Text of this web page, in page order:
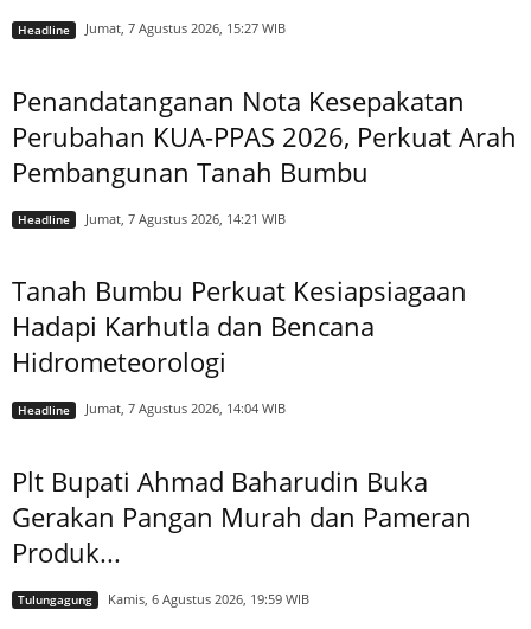
Headline Jumat, 7 Agustus 2026, 15:27 WIB
Penandatanganan Nota Kesepakatan
Perubahan KUA-PPAS 2026, Perkuat Arah
Pembangunan Tanah Bumbu
Headline Jumat, 7 Agustus 2026, 14:21 WIB
Tanah Bumbu Perkuat Kesiapsiagaan
Hadapi Karhutla dan Bencana
Hidrometeorologi
Headline Jumat, 7 Agustus 2026, 14:04 WIB
Plt Bupati Ahmad Baharudin Buka
Gerakan Pangan Murah dan Pameran
Produk...
Tulungagung
Kamis, 6 Agustus 2026, 19:59 WIB